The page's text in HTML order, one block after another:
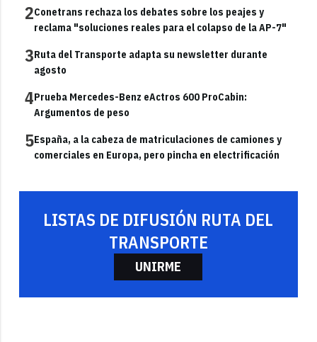
2Conetrans rechaza los debates sobre los peajes y
reclama "soluciones reales para el colapso de la AP-7"
3Ruta del Transporte adapta su newsletter durante
agosto
4Prueba Mercedes-Benz eActros 600 ProCabin:
Argumentos de peso
5España, a la cabeza de matriculaciones de camiones y
comerciales en Europa, pero pincha en electrificación
LISTAS DE DIFUSIÓN RUTA DEL
TRANSPORTE
UNIRME